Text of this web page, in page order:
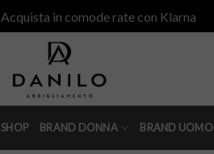
Acquista in comode rate con Klarna
SHOP BRAND DONNA BRAND UOMO